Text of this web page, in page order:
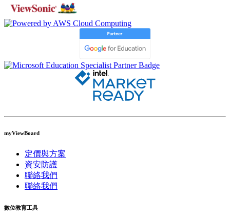
myViewBoard
定價與方案
資安防護
聯絡我們
聯絡我們
數位教育工具